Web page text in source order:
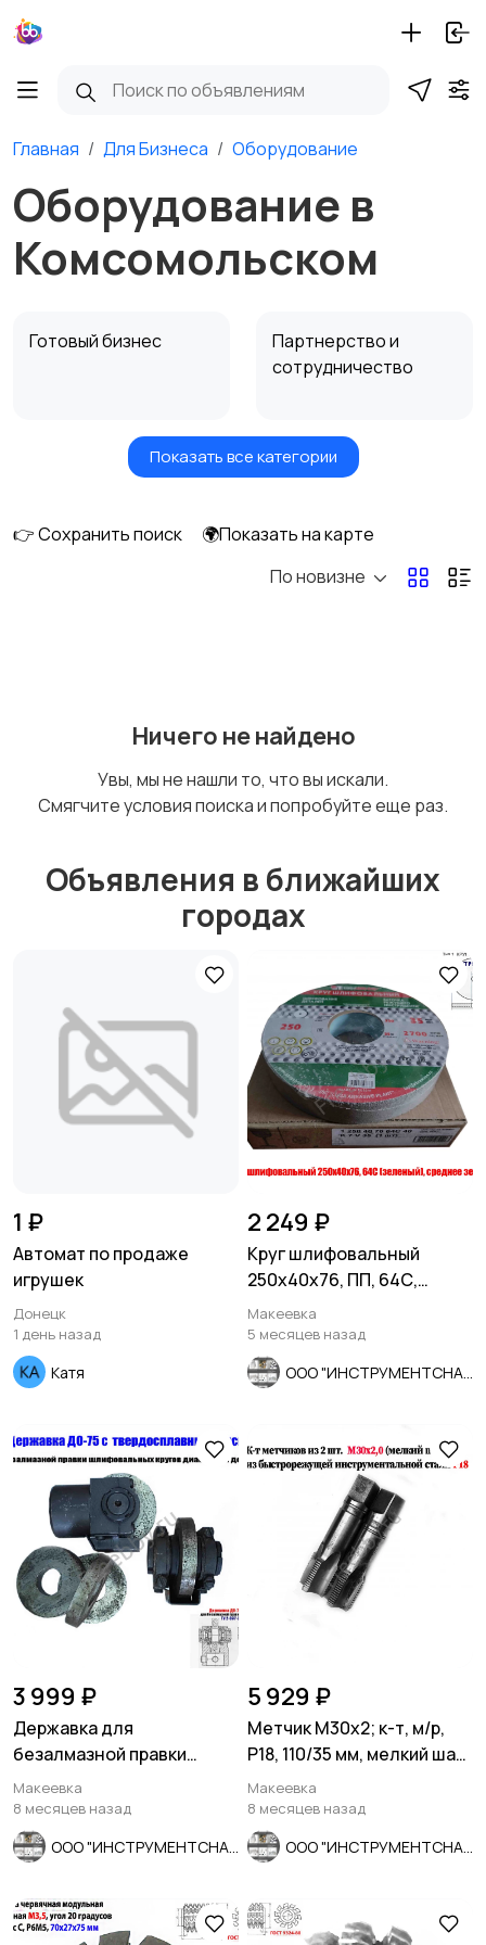
Главная Для Бизнеса Оборудование
Оборудование в
Комсомольском
Готовый бизнес
Партнерство и
сотрудничество
ОборудованиеПоказать все категории
👉 Сохранить поиск
🌍Показать на карте
По новизне
Ничего не найдено
Увы, мы не нашли то, что вы искали.
Смягчите условия поиска и попробуйте еще раз.
Объявления в ближайших
городах
1 ₽
Автомат по продаже
игрушек
Донецк
1 день назад
Катя
2 249 ₽
Круг шлифовальный
250х40х76, ПП, 64С,
зеленый, K7 V35, среднее
зерно.
Макеевка
5 месяцев назад
3 999 ₽
Державка для
безалмазной правки
шлифовальных кругов
ДО-75 с кругом.
Макеевка
8 месяцев назад
5 929 ₽
Метчик М30х2; к-т, м/р,
Р18, 110/35 мм, мелкий шаг,
шлиф, в/зав, СССР
Макеевка
8 месяцев назад